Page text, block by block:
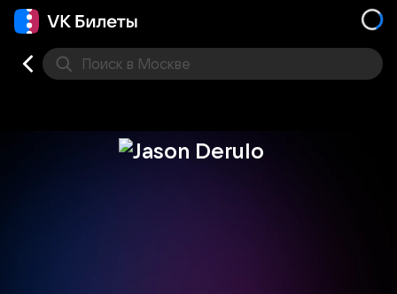
Поиск в Москве